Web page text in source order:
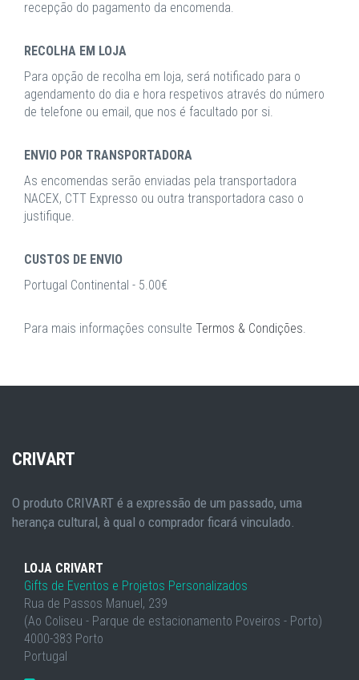
recepção do pagamento da encomenda.
RECOLHA EM LOJA
Para opção de recolha em loja, será notificado para o
agendamento do dia e hora respetivos através do número
de telefone ou email, que nos é facultado por si.
ENVIO POR TRANSPORTADORA
As encomendas serão enviadas pela transportadora
NACEX, CTT Expresso ou outra transportadora caso o
justifique.
CUSTOS DE ENVIO
Portugal Continental - 5.00€
Para mais informações consulte Termos & Condições.
CRIVART
O produto CRIVART é a expressão de um passado, uma
herança cultural, à qual o comprador ficará vinculado.
LOJA CRIVART
Gifts de Eventos e Projetos Personalizados
Rua de Passos Manuel, 239
(Ao Coliseu - Parque de estacionamento Poveiros - Porto)
4000-383 Porto
Portugal